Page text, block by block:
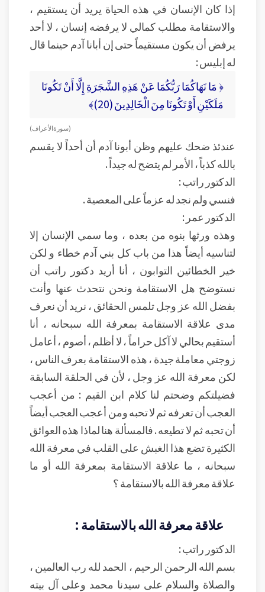
إذا كان الإنسان في هذه الحياة يريد أن يستقيم ،
والاستقامة مطلب كمالي لا يرفضه إنسان ، لا أحد
يرفض أن يكون مستقيماً حتى إن أبانا آدم حينما قال
له إبليس :
﴿ مَا نَهَاكُمَا رَبُّكُمَا عَنْ هَذِهِ الشَّجَرَةِ إِلَّا أَنْ تَكُونَا
مَلَكَيْنِ أَوْ تَكُونَا مِنَ الْخَالِدِينَ (20)﴾
(سورة الأعراف)
عندئذ ضحك عليهم وظن أبونا آدم أن أحداً لا يقسم
بالله كذباً ، الأمر لم يتضح له جيداً .
الدكتور راتب :
فنسي ولم نجد له عزماً على المعصية .
الدكتور عمر :
وهذه ورثها بنوه من بعده ، وما سمي الإنسان إلا
لتناسيه أيضاً هذا من باب كل بني آدم خطاء و لكن
خير الخطائين التوابون ، أنا أريد دكتور راتب أن
نستوضح هل الاستقامة ونحن نتحدث عنها وأنت
بفضل الله عز وجل تلمس الحقائق ، نريد أن نعرف
مدى علاقة الاستقامة بمعرفة الله سبحانه ، أنا
أستقيم بحالي لا آكل حراماً ، لا أظلم ، أصوم ، أعامل
زوجتي معاملة جيدة ، هذه الاستقامة بعرف الناس ،
لكن معرفة الله عز وجل ، لأن في الحلقة السابقة
فضيلتكم وضحتم لنا كلام ابن القيم : من أعجب
العجب أن تعرفه ثم لا تحبه ومن أعجب العجب أيضاً
أن تحبه ثم لا تطيعه . فالمسألة هنا لماذا هذه العوائق
الكثيرة تضع هذا الغبش على القلب في معرفة الله
سبحانه ، ما علاقة الاستقامة بمعرفة الله أو ما
علاقة معرفة الله بالاستقامة ؟
علاقة معرفة الله بالاستقامة :
الدكتور راتب :
بسم الله الرحمن الرحيم ، الحمد لله رب العالمين ،
والصلاة والسلام على سيدنا محمد وعلى آل بيته